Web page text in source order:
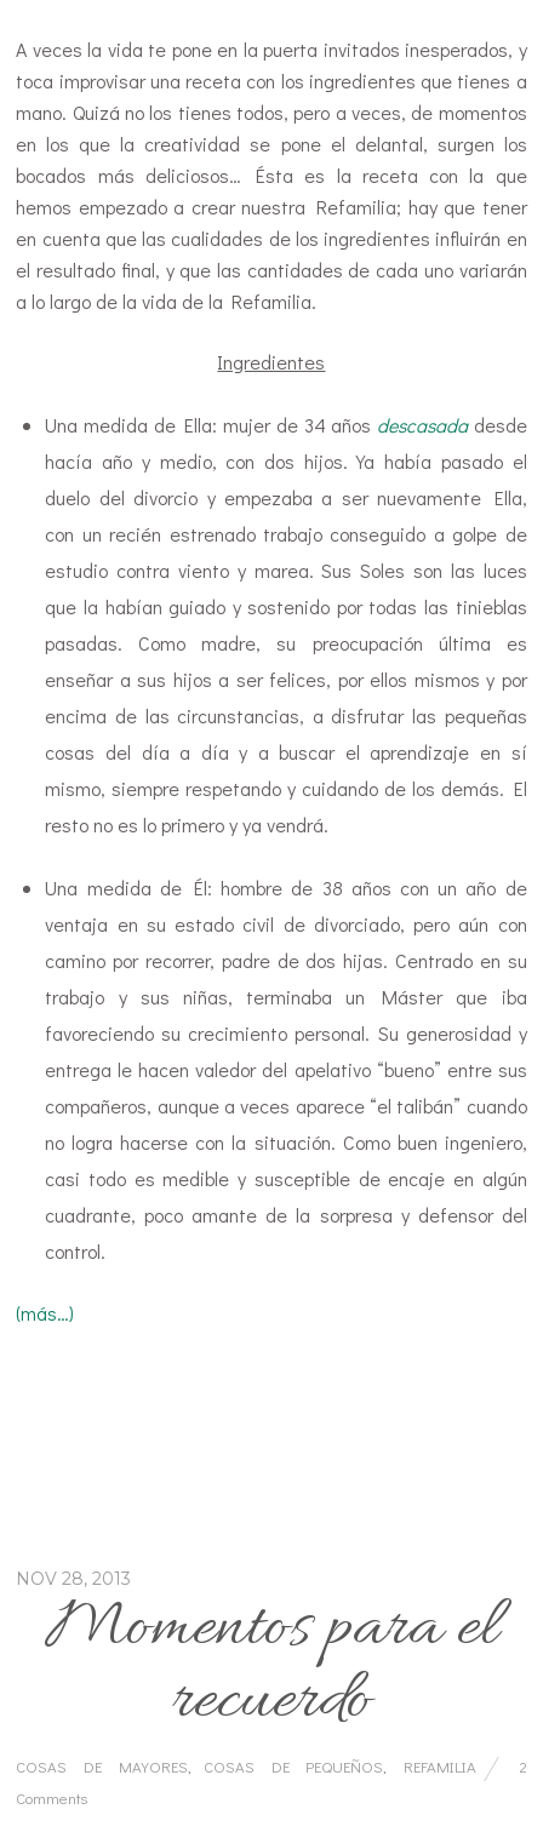
A veces la vida te pone en la puerta invitados inesperados, y
toca improvisar una receta con los ingredientes que tienes a
mano. Quizá no los tienes todos, pero a veces, de momentos
en los que la creatividad se pone el delantal, surgen los
bocados más deliciosos… Ésta es la receta con la que
hemos empezado a crear nuestra Refamilia; hay que tener
en cuenta que las cualidades de los ingredientes influirán en
el resultado final, y que las cantidades de cada uno variarán
a lo largo de la vida de la Refamilia.
Ingredientes
Una medida de Ella: mujer de 34 años descasadadesde
hacía año y medio, con dos hijos. Ya había pasado el
duelo del divorcio y empezaba a ser nuevamente Ella,
con un recién estrenado trabajo conseguido a golpe de
estudio contra viento y marea. Sus Soles son las luces
que la habían guiado y sostenido por todas las tinieblas
pasadas. Como madre, su preocupación última es
enseñar a sus hijos a ser felices, por ellos mismos y por
encima de las circunstancias, a disfrutar las pequeñas
cosas del día a día y a buscar el aprendizaje en sí
mismo, siempre respetando y cuidando de los demás. El
resto no es lo primero y ya vendrá.
Una medida de Él: hombre de 38 años con un año de
ventaja en su estado civil de divorciado, pero aún con
camino por recorrer, padre de dos hijas. Centrado en su
trabajo y sus niñas, terminaba un Máster que iba
favoreciendo su crecimiento personal. Su generosidad y
entrega le hacen valedor del apelativo “bueno” entre sus
compañeros, aunque a veces aparece “el talibán” cuando
no logra hacerse con la situación. Como buen ingeniero,
casi todo es medible y susceptible de encaje en algún
cuadrante, poco amante de la sorpresa y defensor del
control.
(más…)
NOV 28, 2013
Momentos para el
recuerdo
COSAS DE MAYORES COSAS DE PEQUEÑOS REFAMILIA
2
Comments